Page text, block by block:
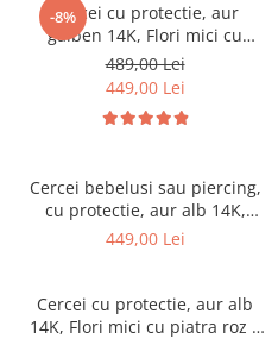
-8%
Cercei cu protectie, aur
galben 14K, Flori mici cu
piatra incolora 4 mm
489,00 Lei
449,00 Lei
Cercei bebelusi sau piercing,
cu protectie, aur alb 14K,
Piatra zirconia 2 mm
449,00 Lei
Cercei cu protectie, aur alb
14K, Flori mici cu piatra roz 4